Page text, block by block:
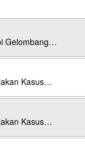
Gelombang…
Kasus…
Kasus…